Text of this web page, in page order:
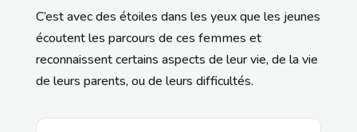
C’est avec des étoiles dans les yeux que les jeunes
écoutent les parcours de ces femmes et
reconnaissent certains aspects de leur vie, de la vie
de leurs parents, ou de leurs difficultés.